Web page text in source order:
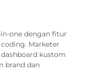
one dengan fitur
Marketer
kustom
brand dan